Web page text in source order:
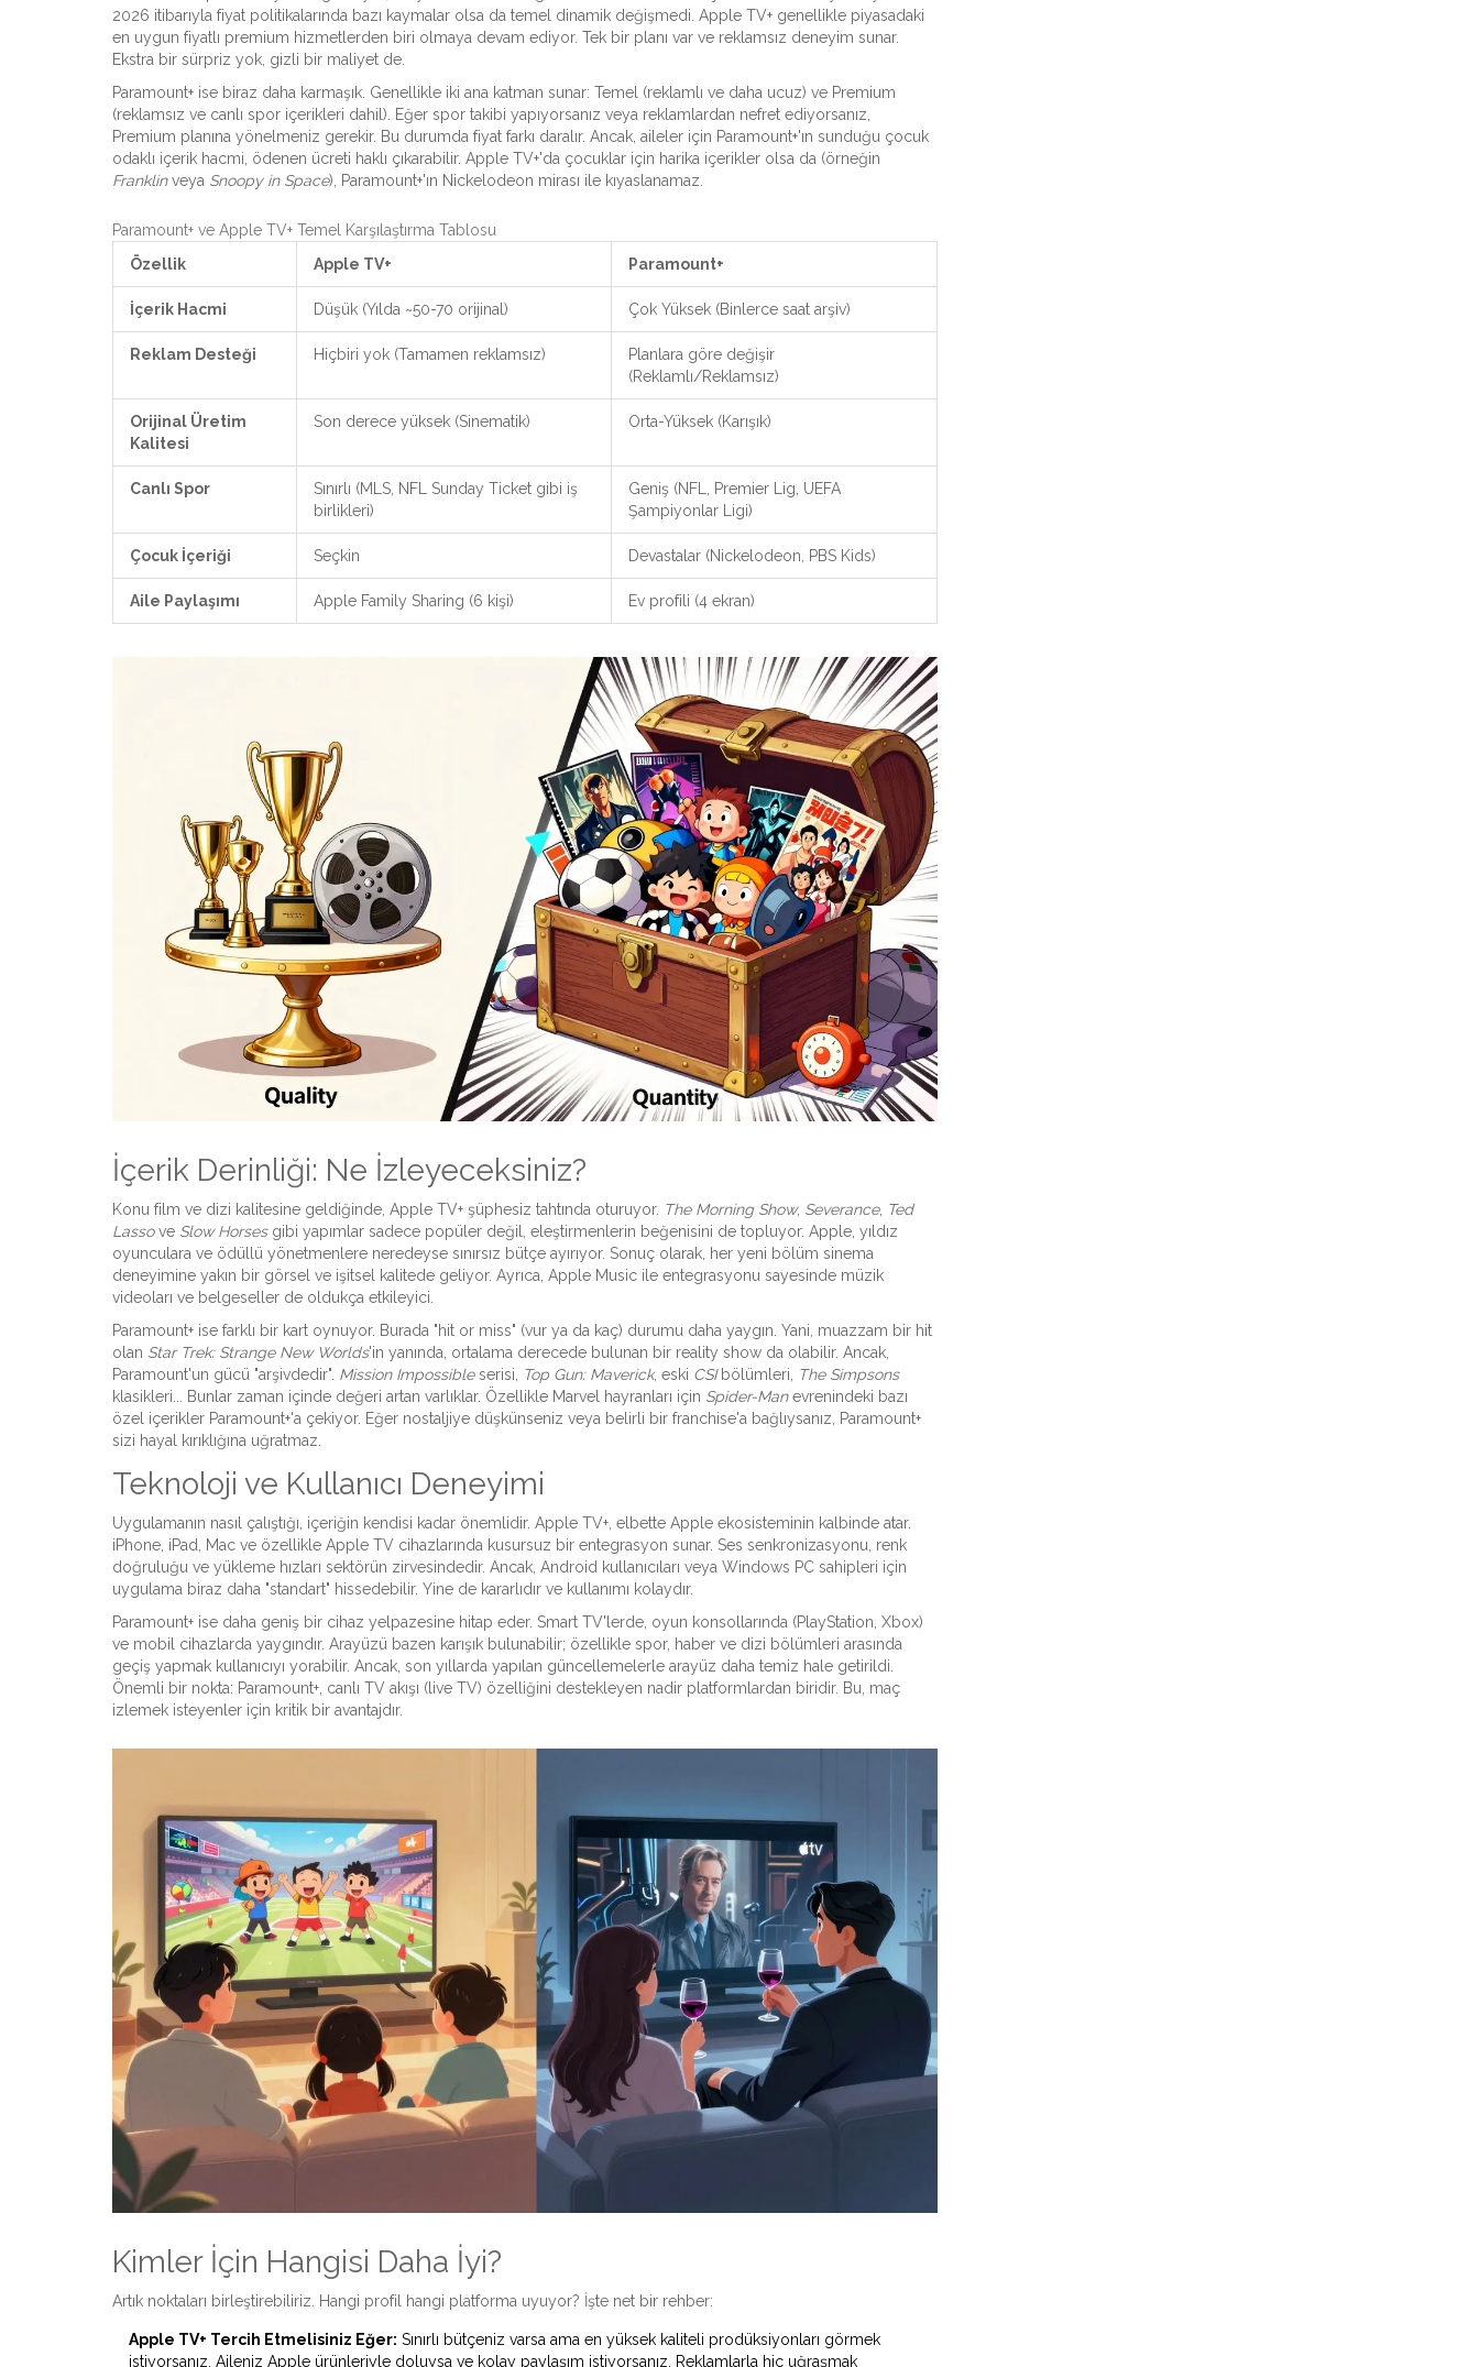
2026 itibarıyla fiyat politikalarında bazı kaymalar olsa da temel dinamik değişmedi. Apple TV+ genellikle piyasadaki
en uygun fiyatlı premium hizmetlerden biri olmaya devam ediyor. Tek bir planı var ve reklamsız deneyim sunar.
Ekstra bir sürpriz yok, gizli bir maliyet de.
Paramount+ ise biraz daha karmaşık. Genellikle iki ana katman sunar: Temel (reklamlı ve daha ucuz) ve Premium
(reklamsız ve canlı spor içerikleri dahil). Eğer spor takibi yapıyorsanız veya reklamlardan nefret ediyorsanız,
Premium planına yönelmeniz gerekir. Bu durumda fiyat farkı daralır. Ancak, aileler için Paramount+'ın sunduğu çocuk
odaklı içerik hacmi, ödenen ücreti haklı çıkarabilir. Apple TV+'da çocuklar için harika içerikler olsa da (örneğin
Franklinveya Snoopy in Space), Paramount+'ın Nickelodeon mirası ile kıyaslanamaz.
Paramount+ ve Apple TV+ Temel Karşılaştırma Tablosu
Özellik
Apple TV+ Paramount+
İçerik Hacmi Düşük (Yılda ~50-70 orijinal) Çok Yüksek (Binlerce saat arşiv)
Reklam Desteği Hiçbiri yok (Tamamen reklamsız)
Planlara göre değişir
(Reklamlı/Reklamsız)
Orijinal Üretim
Kalitesi
Son derece yüksek (Sinematik) Orta-Yüksek (Karışık)
Canlı Spor
Sınırlı (MLS, NFL Sunday Ticket gibi iş
birlikleri)
Geniş (NFL, Premier Lig, UEFA
Şampiyonlar Ligi)
Çocuk İçeriği Seçkin Devastalar (Nickelodeon, PBS Kids)
Aile Paylaşımı Apple Family Sharing (6 kişi) Ev profili (4 ekran)
İçerik Derinliği: Ne İzleyeceksiniz?
Konu film ve dizi kalitesine geldiğinde, Apple TV+ şüphesiz tahtında oturuyor. The Morning Show, Severance, Ted
Lassove Slow Horsesgibi yapımlar sadece popüler değil, eleştirmenlerin beğenisini de topluyor. Apple, yıldız
oyunculara ve ödüllü yönetmenlere neredeyse sınırsız bütçe ayırıyor. Sonuç olarak, her yeni bölüm sinema
deneyimine yakın bir görsel ve işitsel kalitede geliyor. Ayrıca, Apple Music ile entegrasyonu sayesinde müzik
videoları ve belgeseller de oldukça etkileyici.
Paramount+ ise farklı bir kart oynuyor. Burada "hit or miss" (vur ya da kaç) durumu daha yaygın. Yani, muazzam bir hit
olan Star Trek: Strange New Worlds'in yanında, ortalama derecede bulunan bir reality show da olabilir. Ancak,
Paramount'un gücü "arşivdedir". Mission Impossibleserisi, Top Gun: Maverick, eski CSIbölümleri,
The Simpsons
klasikleri... Bunlar zaman içinde değeri artan varlıklar. Özellikle Marvel hayranları için Spider-Manevrenindeki bazı
özel içerikler Paramount+'a çekiyor. Eğer nostaljiye düşkünseniz veya belirli bir franchise'a bağlıysanız, Paramount+
sizi hayal kırıklığına uğratmaz.
Teknoloji ve Kullanıcı Deneyimi
Uygulamanın nasıl çalıştığı, içeriğin kendisi kadar önemlidir. Apple TV+ , elbette Apple ekosisteminin kalbinde atar.
iPhone, iPad, Mac ve özellikle Apple TV cihazlarında kusursuz bir entegrasyon sunar. Ses senkronizasyonu, renk
doğruluğu ve yükleme hızları sektörün zirvesindedir. Ancak, Android kullanıcıları veya Windows PC sahipleri için
uygulama biraz daha "standart" hissedebilir. Yine de kararlıdır ve kullanımı kolaydır.
Paramount+ ise daha geniş bir cihaz yelpazesine hitap eder. Smart TV'lerde, oyun konsollarında (PlayStation, Xbox)
ve mobil cihazlarda yaygındır. Arayüzü bazen karışık bulunabilir; özellikle spor, haber ve dizi bölümleri arasında
geçiş yapmak kullanıcıyı yorabilir. Ancak, son yıllarda yapılan güncellemelerle arayüz daha temiz hale getirildi.
Önemli bir nokta: Paramount+, canlı TV akışı (live TV) özelliğini destekleyen nadir platformlardan biridir. Bu, maç
izlemek isteyenler için kritik bir avantajdır.
Kimler İçin Hangisi Daha İyi?
Artık noktaları birleştirebiliriz. Hangi profil hangi platforma uyuyor? İşte net bir rehber:
Apple TV+ Tercih Etmelisiniz Eğer: Sınırlı bütçeniz varsa ama en yüksek kaliteli prodüksiyonları görmek
istiyorsanız. Aileniz Apple ürünleriyle doluysa ve kolay paylaşım istiyorsanız. Reklamlarla hiç uğraşmak